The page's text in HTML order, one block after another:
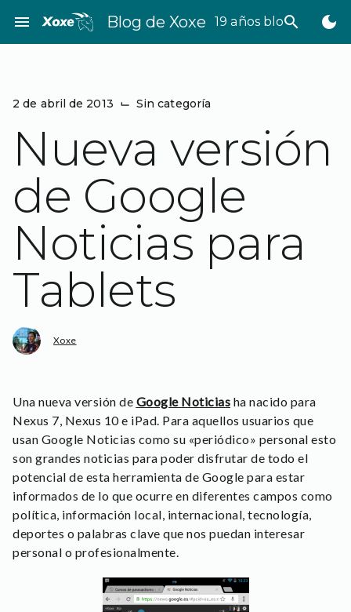
contenido
menu Blog de Xoxe 19 años bloggeando
search dark_mode
2 de abril de 2013 ⌙ Sin categoría
Nueva versión
de Google
Noticias para
Tablets
Xoxe
Una nueva versión de Google Noticias ha nacido para
Nexus 7, Nexus 10 e iPad. Para aquellos usuarios que
usan Google Noticias como su «periódico» personal esto
son grandes noticias para poder disfrutar de todo el
potencial de esta herramienta de Google para estar
informados de lo que ocurre en diferentes campos como
política, información local, internacional, tecnología,
deportes o palabras clave que nos puedan interesar
personal o profesionalmente.